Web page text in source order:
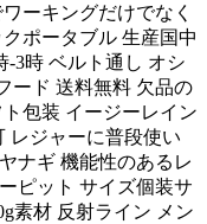
ーキングだけでなく
ポータブル 生産国中
-3時 ベルト通し オシ
ード 送料無料 欠品の
包装 イージーレイン
レジャーに普段使い
ナギ 機能性のあるレ
ピット サイズ個装サ
素材 反射ライン メン